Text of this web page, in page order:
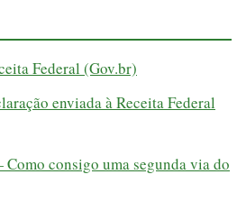
Federal (Gov.br)
enviada à Receita Federal
consigo uma segunda via do